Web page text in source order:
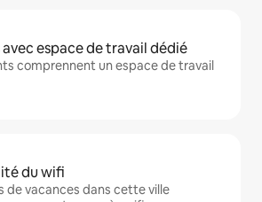
espace de travail dédié
comprennent un espace de travail
du wifi
de vacances dans cette ville